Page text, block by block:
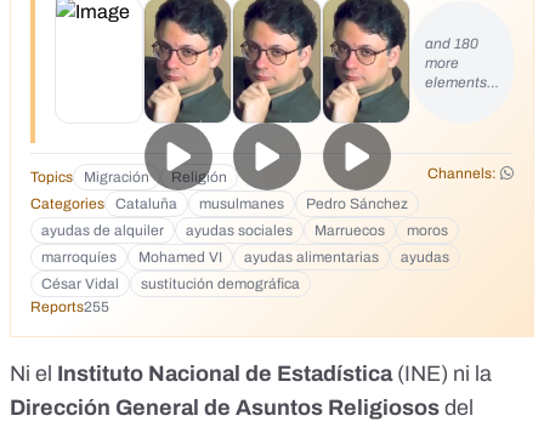
Mientras que muchos españoles con hijos a cargo y en el
paro deben sobrevivir al mes con 426 euros del programa
"Prepara" del Gobierno, los inmigrantes extranjeros, sobre
todo los musulmanes, se aprovechan de una infinidad de
ayudas y beneficios. Así en el listado de ayudas públicas al
alquiler de la Comunidad de Madrid, publicado el pasado
mes de julio, casi el 90% de los beneficiarios son
musulmanes. https://vm.tiktok.com/ZGeqtGKt2/
and 180
more
elements…
Topics Migración Religión
Channels:
Categories
Cataluña musulmanes
Pedro Sánchez
ayudas de alquiler
ayudas sociales Marruecos
moros
marroquíes
Mohamed VI ayudas alimentarias
ayudas
César Vidal
sustitución demográfica
Reports255
Ni el Instituto Nacional de Estadística (INE) ni la
Dirección General de Asuntos Religiosos del